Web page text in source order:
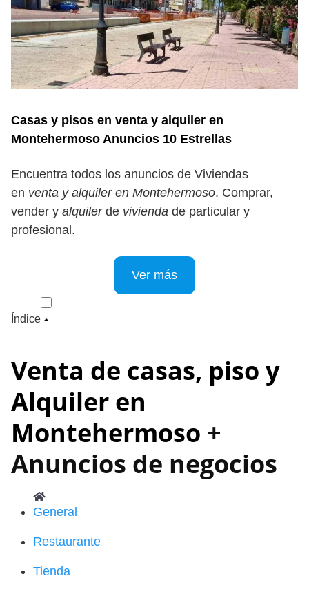
Casas y pisos en venta y alquiler en
Montehermoso Anuncios 10 Estrellas
Encuentra todos los anuncios de Viviendas
en venta y alquiler en Montehermoso. Comprar,
vender y alquilerde vivienda de particular y
profesional.
Ver más
Índice
Venta de casas, piso y
Alquiler en
Montehermoso +
Anuncios de negocios
General
Restaurante
Tienda